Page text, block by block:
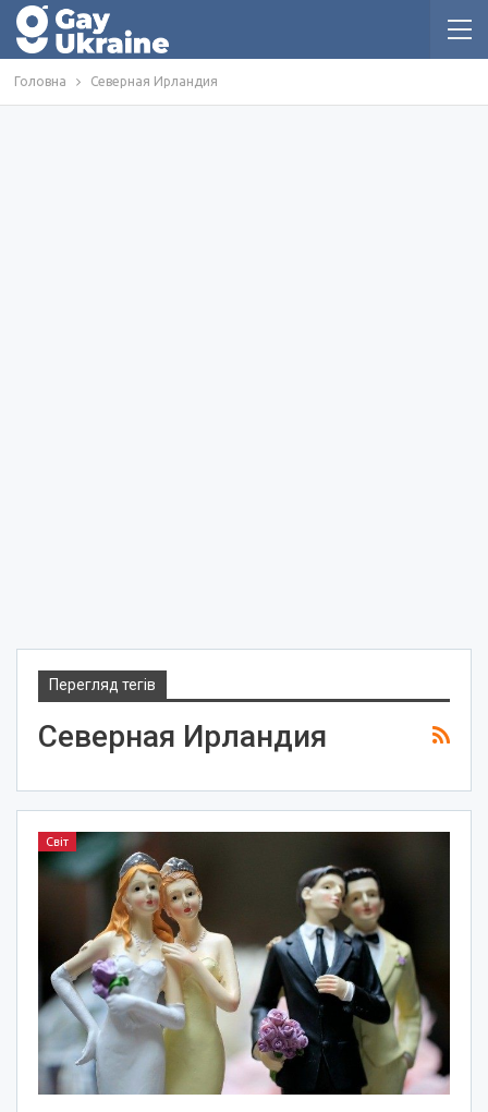
Головна Северная Ирландия
Перегляд тегів
Северная Ирландия
Світ